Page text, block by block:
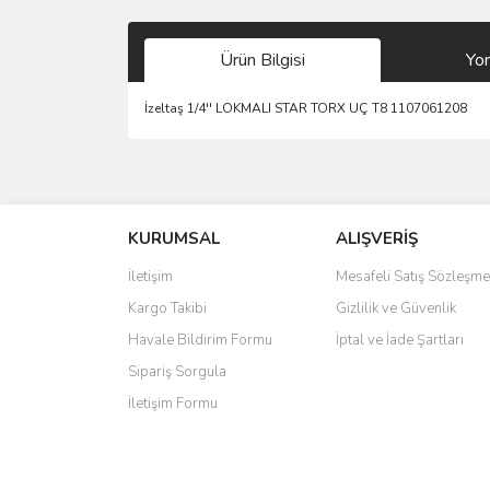
Ürün Bilgisi
İzeltaş 1/4'' LOKMALI STAR TORX UÇ T8 1107061208
Ürün resmi kalitesiz, bozuk veya görüntülenemiyor.
Ürün açıklamasında eksik bilgiler bulunuyor.
Ürün bilgilerinde hatalar bulunuyor.
Ürün fiyatı diğer sitelerden daha pahalı.
Bu ürüne benzer farklı alternatifler olmalı.
KURUMSAL
İletişim
Kargo Takibi
Havale Bildirim Formu
Sipariş Sorgula
İletişim Formu
ALIŞVERİŞ
Mesafeli Satış
Gizlilik ve Güvenlik
İptal ve İade Şartları